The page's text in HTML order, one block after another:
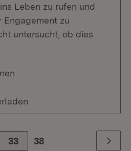
Leben zu rufen und
Engagement zu
untersucht, ob dies
Zur Seite
33 38 Weiter